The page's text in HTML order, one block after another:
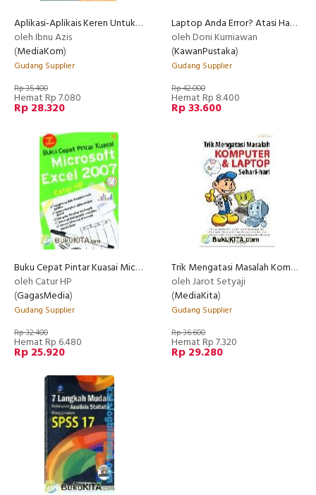
Aplikasi-Aplikais Keren Untuk HP
oleh Ibnu Azis
(MediaKom)
Gudang Supplier
Rp 35.400
Hemat Rp 7.080
Rp 28.320
Laptop Anda Error? Atasi Hanya dalam Waktu 5 Menit
oleh Doni Kurniawan
(KawanPustaka)
Gudang Supplier
Rp 42.000
Hemat Rp 8.400
Rp 33.600
Buku Cepat Pintar Kuasai Microsoft Excel 2007
oleh Catur HP
(GagasMedia)
Gudang Supplier
Rp 32.400
Hemat Rp 6.480
Rp 25.920
Trik Mengatasi Masalah Komputer & Laptop
oleh Jarot Setyaji
(MediaKita)
Gudang Supplier
Rp 36.600
Hemat Rp 7.320
Rp 29.280